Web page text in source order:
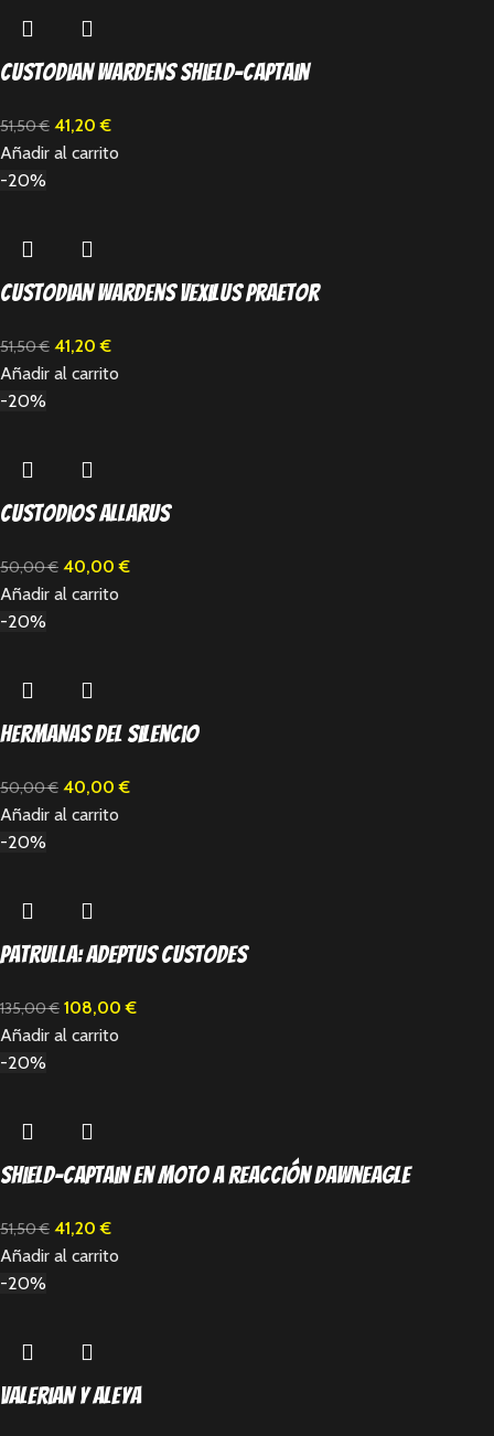
Custodian Wardens Shield-Captain
51,50€ 41,20€
Añadir al carrito
-20%
Custodian Wardens Vexilus Praetor
51,50€ 41,20€
Añadir al carrito
-20%
Custodios Allarus
50,00€ 40,00€
Añadir al carrito
-20%
Hermanas del silencio
50,00€ 40,00€
Añadir al carrito
-20%
Patrulla: Adeptus Custodes
135,00€ 108,00€
Añadir al carrito
-20%
Shield-Captain en moto a reacción Dawneagle
51,50€ 41,20€
Añadir al carrito
-20%
Valerian y Aleya